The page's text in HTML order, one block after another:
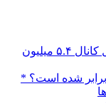
*رکوردشکنی تاریخی بورس با فتح کانال کانال ۵.۴ میلیون